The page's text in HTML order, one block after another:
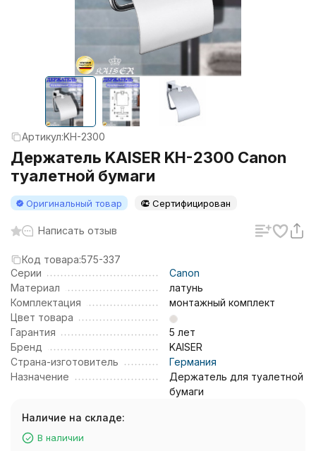
Артикул:KH-2300
Держатель KAISER KH-2300 Canon
туалетной бумаги
Оригинальный товар Сертифицирован
Написать отзыв
Код товара:575-337
Серии
Canon
Материал
латунь
Комплектация
монтажный комплект
Цвет товара
Гарантия
5 лет
Бренд
KAISER
Страна-изготовитель
Германия
Назначение
Держатель для туалетной
бумаги
Наличие на складе:
В наличии